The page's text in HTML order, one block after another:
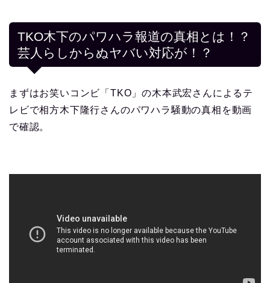
TKO木下のパワハラ報道の真相とは！？
芸人らしからぬヤバい対応が！？
まずはお笑いコンビ「TKO」の木本武宏さんによるテ
レビで相方木下隆行さんのパワハラ騒動の真相を動画
で確認。